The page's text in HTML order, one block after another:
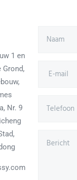
1 en
Grond,
Nr. 9